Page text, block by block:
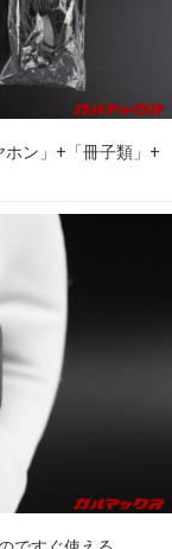
ホン」+「冊子類」+